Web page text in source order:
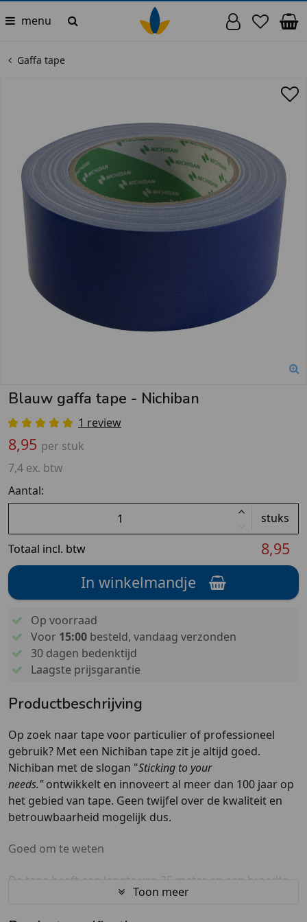
menu
Gaffa tape
Blauw gaffa tape - Nichiban
1 review
8,95 per stuk
7,4 ex. btw
Aantal:
stuks
Totaal incl. btw
8,95
In winkelmandje
Op voorraad
Voor 15:00besteld, vandaag verzonden
30 dagen bedenktijd
Laagste prijsgarantie
Productbeschrijving
Op zoek naar tape voor particulier of professioneel
gebruik? Met een Nichiban tape zit je altijd goed.
Nichiban met de slogan "Sticking to your
needs."ontwikkelt en innoveert al meer dan 100 jaar op
het gebied van tape. Geen twijfel over de kwaliteit en
betrouwbaarheid mogelijk dus.
Goed om te weten
De tape heeft een lengte van 25 meter en een breedte
van 50 mm. Zo is de tape geschikt voor het beplakken
Toon meer